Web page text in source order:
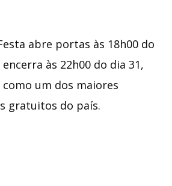
abre portas às 18h00 do
às 22h00 do dia 31,
um dos maiores
gratuitos do país.